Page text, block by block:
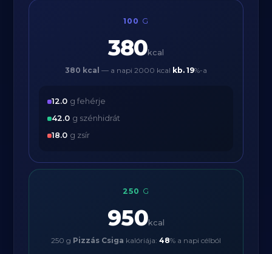
100 G
380kcal
380 kcal — a napi 2000 kcal kb. 19%-a
12.0 g fehérje
42.0 g szénhidrát
18.0 g zsír
250 G
950kcal
250 g Pizzás Csiga kalóriája: 48% a napi célból